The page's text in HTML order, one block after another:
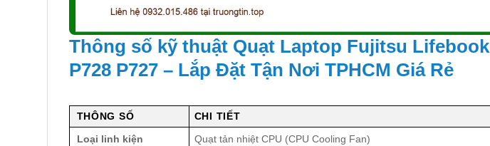
Thông số kỹ thuật Quạt Laptop Fujitsu Lifebook
P728 P727 – Lắp Đặt Tận Nơi TPHCM Giá Rẻ
THÔNG SỐ
CHI TIẾT
Loại linh kiện
Quạt tản nhiệt CPU (CPU Cooling Fan)